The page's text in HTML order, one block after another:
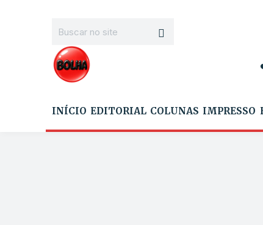
INÍCIO EDITORIAL COLUNAS IMPRESSO